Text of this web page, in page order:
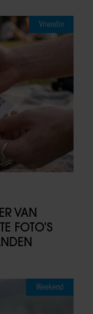
Vriendin
VAN
FOTO’S
Weekend